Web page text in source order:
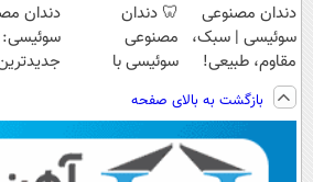
دندان مصنوعی
سوئیسی | سبک،
مقاوم، طبیعی!
ویزیت
رایگان+پرداخت
اقساطی😍
🦷 دندان
مصنوعی
سوئیسی با
دیجیتال |
پرداخت در 4
قسط |📍 تهران
دندان
سوئیسی:
پرداخت
بازگشت به بالای صفحه